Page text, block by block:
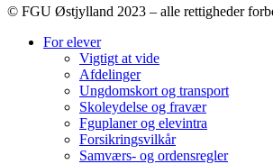
© FGU Østjylland 2023 – alle rettigheder
For elever
Vigtigt at vide
Afdelinger
Ungdomskort og transport
Skoleydelse og fravær
Fguplaner og elevintra
Forsikringsvilkår
Samværs- og ordensregler